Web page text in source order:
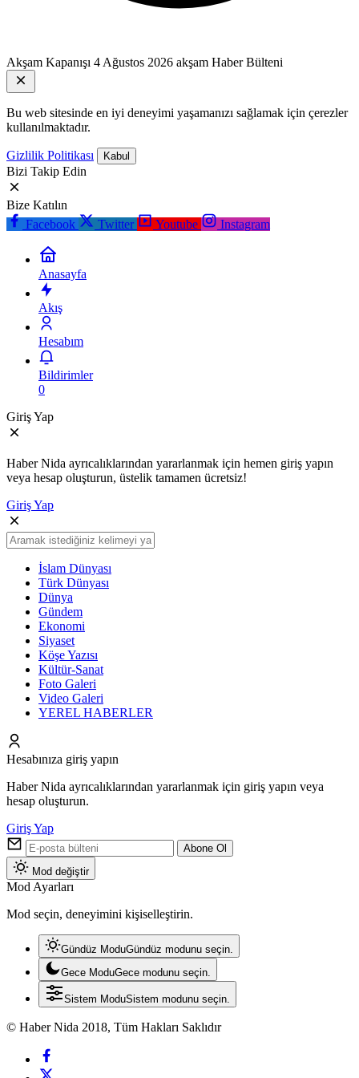
Akşam Kapanışı 4 Ağustos 2026 akşam Haber Bülteni
Bu web sitesinde en iyi deneyimi yaşamanızı sağlamak için çerezler
kullanılmaktadır.
Gizlilik Politikası Kabul
Bizi Takip Edin
Bize Katılın
Facebook
Twitter Youtube Instagram
Anasayfa
Akış
Hesabım
Bildirimler
0
Giriş Yap
Haber Nida ayrıcalıklarından yararlanmak için hemen giriş yapın
veya hesap oluşturun, üstelik tamamen ücretsiz!
Giriş Yap
İslam Dünyası
Türk Dünyası
Dünya
Gündem
Ekonomi
Siyaset
Köşe Yazısı
Kültür-Sanat
Foto Galeri
Video Galeri
YEREL HABERLER
Hesabınıza giriş yapın
Haber Nida ayrıcalıklarından yararlanmak için giriş yapın veya
hesap oluşturun.
Giriş Yap
Abone Ol
Mod değiştir
Mod Ayarları
Mod seçin, deneyimini kişiselleştirin.
Gündüz ModuGündüz modunu seçin.
Gece ModuGece modunu seçin.
Sistem ModuSistem modunu seçin.
© Haber Nida 2018, Tüm Hakları Saklıdır